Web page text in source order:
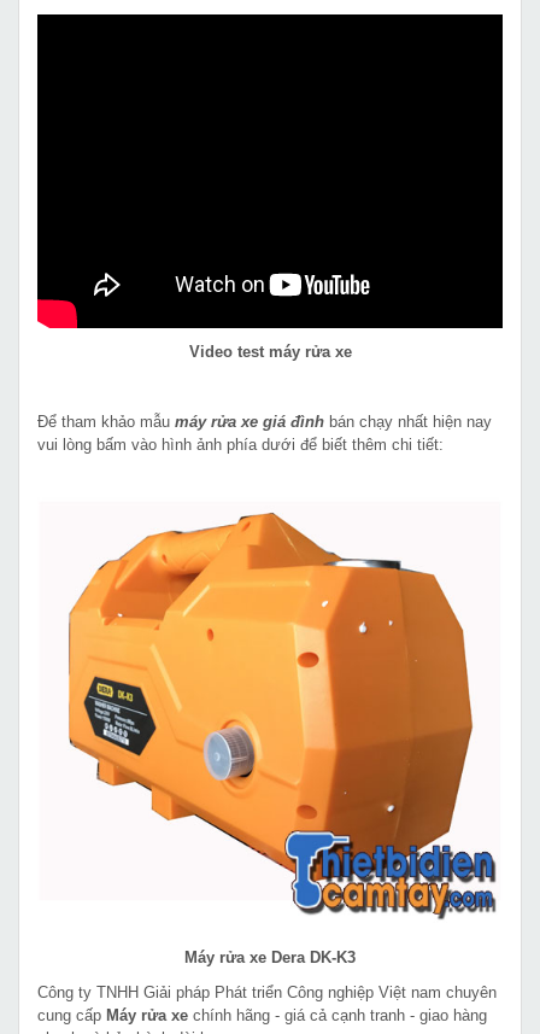
Video test máy rửa xe
Để tham khảo mẫu máy rửa xe giá đình bán chạy nhất hiện nay
vui lòng bấm vào hình ảnh phía dưới để biết thêm chi tiết:
Máy rửa xe Dera DK-K3
Công ty TNHH Giải pháp Phát triển Công nghiệp Việt nam chuyên
cung cấp Máy rửa xe chính hãng - giá cả cạnh tranh - giao hàng